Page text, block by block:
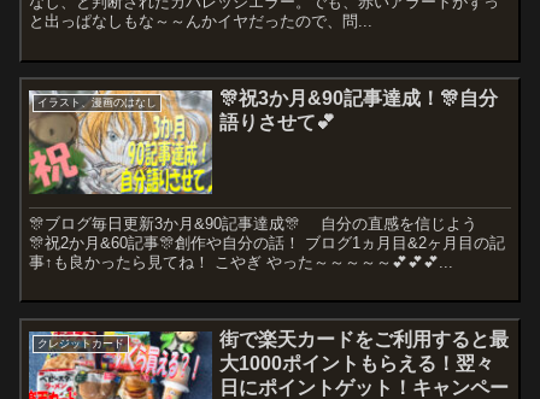
と出っぱなしもな～～んかイヤだったので、問...
イラスト、漫画のはなし
🎊祝3か月&90記事達成！🎊自分
語りさせて💕
🎊ブログ毎日更新3か月&90記事達成🎊 自分の直感を信じよう
🎊祝2か月&60記事🎊創作や自分の話！ ブログ1ヵ月目&2ヶ月目の記
事↑も良かったら見てね！ こやぎ やった～～～～～💕💕💕...
クレジットカード
街で楽天カードをご利用すると最
大1000ポイントもらえる！翌々
日にポイントゲット！キャンペー